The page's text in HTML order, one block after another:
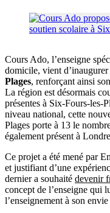
Cours Ado, l’enseigne
domicile, vient d’inaugurer
Plages, renforçant ainsi
La région est désormais
présentes à Six-Fours-les-
niveau national, cette
Plages porte à 13 le
également présent à
Ce projet a été mené par
et justifiant d’une
dernier a souhaité devenir
concept de l’enseigne qui
l’enseignement à son